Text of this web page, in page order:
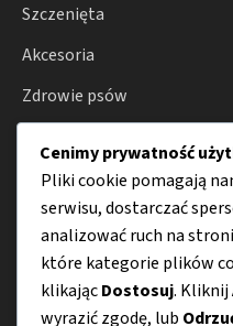
Szczenięta
Akcesoria
Zdrowie psów
Porady
Menu
O nas
Cenimy prywatność
Pliki cookie pomagają
serwisu, dostarczać
analizować ruch na
które kategorie plików
klikającDostosuj. Kliknij
wyrazić zgodę, lub